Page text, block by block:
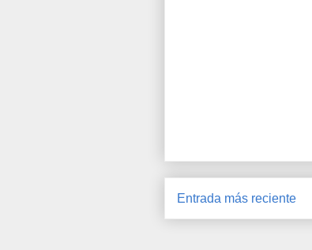
Entrada más reciente